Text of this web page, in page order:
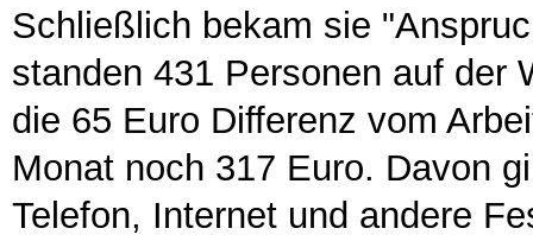
Schließlich bekam sie
standen 431 Personen auf der
die 65 Euro Differenz vom
Monat noch 317 Euro. Davon
Telefon, Internet und andere